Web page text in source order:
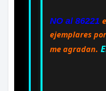
NO al 86221
ejemplares
me agradan.